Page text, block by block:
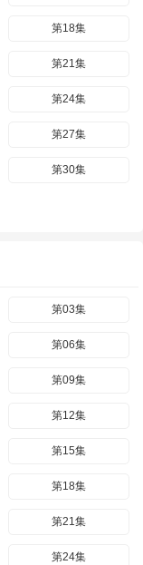
第18集
第21集
第24集
第27集
第30集
第03集
第06集
第09集
第12集
第15集
第18集
第21集
第24集